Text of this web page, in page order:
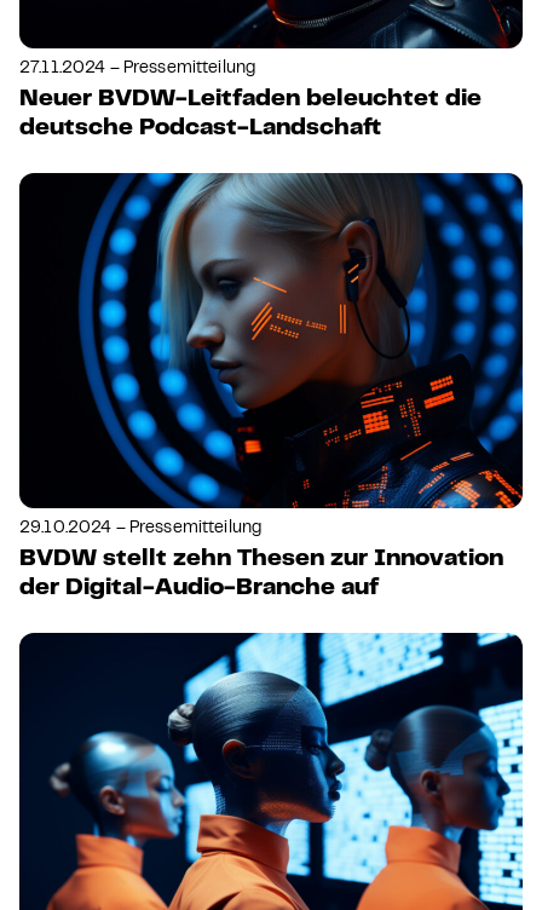
27.11.2024 – Pressemitteilung
Neuer BVDW-Leitfaden beleuchtet die
deutsche Podcast-Landschaft
29.10.2024 – Pressemitteilung
BVDW stellt zehn Thesen zur Innovation
der Digital-Audio-Branche auf